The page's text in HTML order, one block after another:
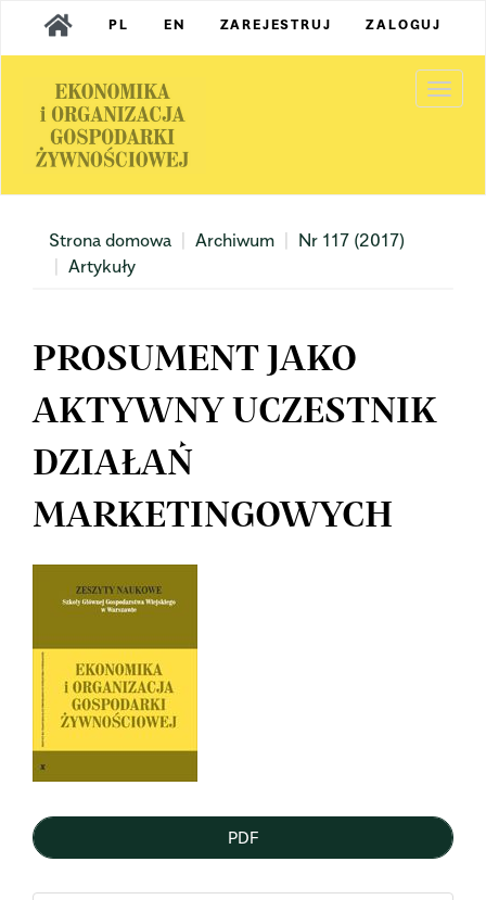
Main
Navigation
Content
Sidebar
PL EN ZAREJESTRUJ ZALOGUJ
Strona domowa Archiwum
Nr 117 (2017)
Artykuły
PROSUMENT JAKO
AKTYWNY UCZESTNIK
DZIAŁAŃ
MARKETINGOWYCH
Article
Sidebar
PDF